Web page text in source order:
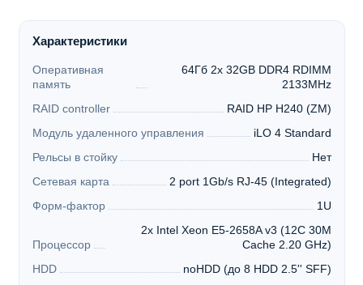
Характеристики
Оперативная
память
64Гб 2x 32GB DDR4 RDIMM
2133MHz
RAID controller
RAID HP H240 (ZM)
Модуль удаленного управления
iLO 4 Standard
Рельсы в стойку
Нет
Сетевая карта
2 port 1Gb/s RJ-45 (Integrated)
Форм-фактор
1U
Процессор
2x Intel Xeon E5-2658A v3 (12C 30M
Cache 2.20 GHz)
HDD
noHDD (до 8 HDD 2.5'' SFF)